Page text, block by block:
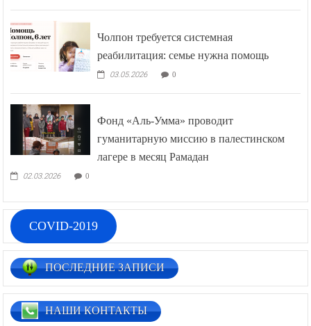
Чолпон требуется системная
реабилитация: семье нужна помощь
03.05.2026 0
Фонд «Аль-Умма» проводит
гуманитарную миссию в палестинском
лагере в месяц Рамадан
02.03.2026 0
COVID-2019
ПОСЛЕДНИЕ ЗАПИСИ
НАШИ КОНТАКТЫ